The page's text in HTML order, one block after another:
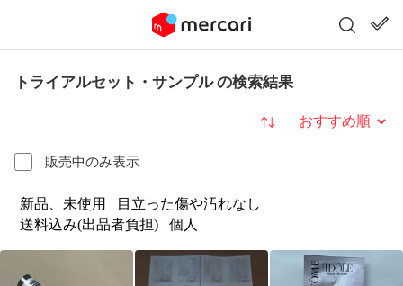
トライアルセット・サンプル の検索結果
販売中のみ表示
並び替え
新品、未使用
目立った傷や汚れなし
送料込み(出品者負担)
個人